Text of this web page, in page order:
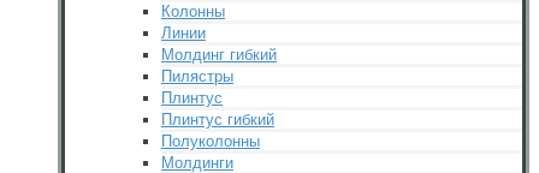
Колонны
Линии
Молдинг гибкий
Пилястры
Плинтус
Плинтус гибкий
Полуколонны
Молдинги